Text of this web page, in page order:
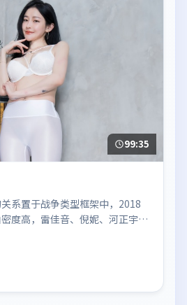
99:35
系置于战争类型框架中，2018
度高，雷佳音、倪妮、河正宇、
节奏值得关注；整体气质偏日本